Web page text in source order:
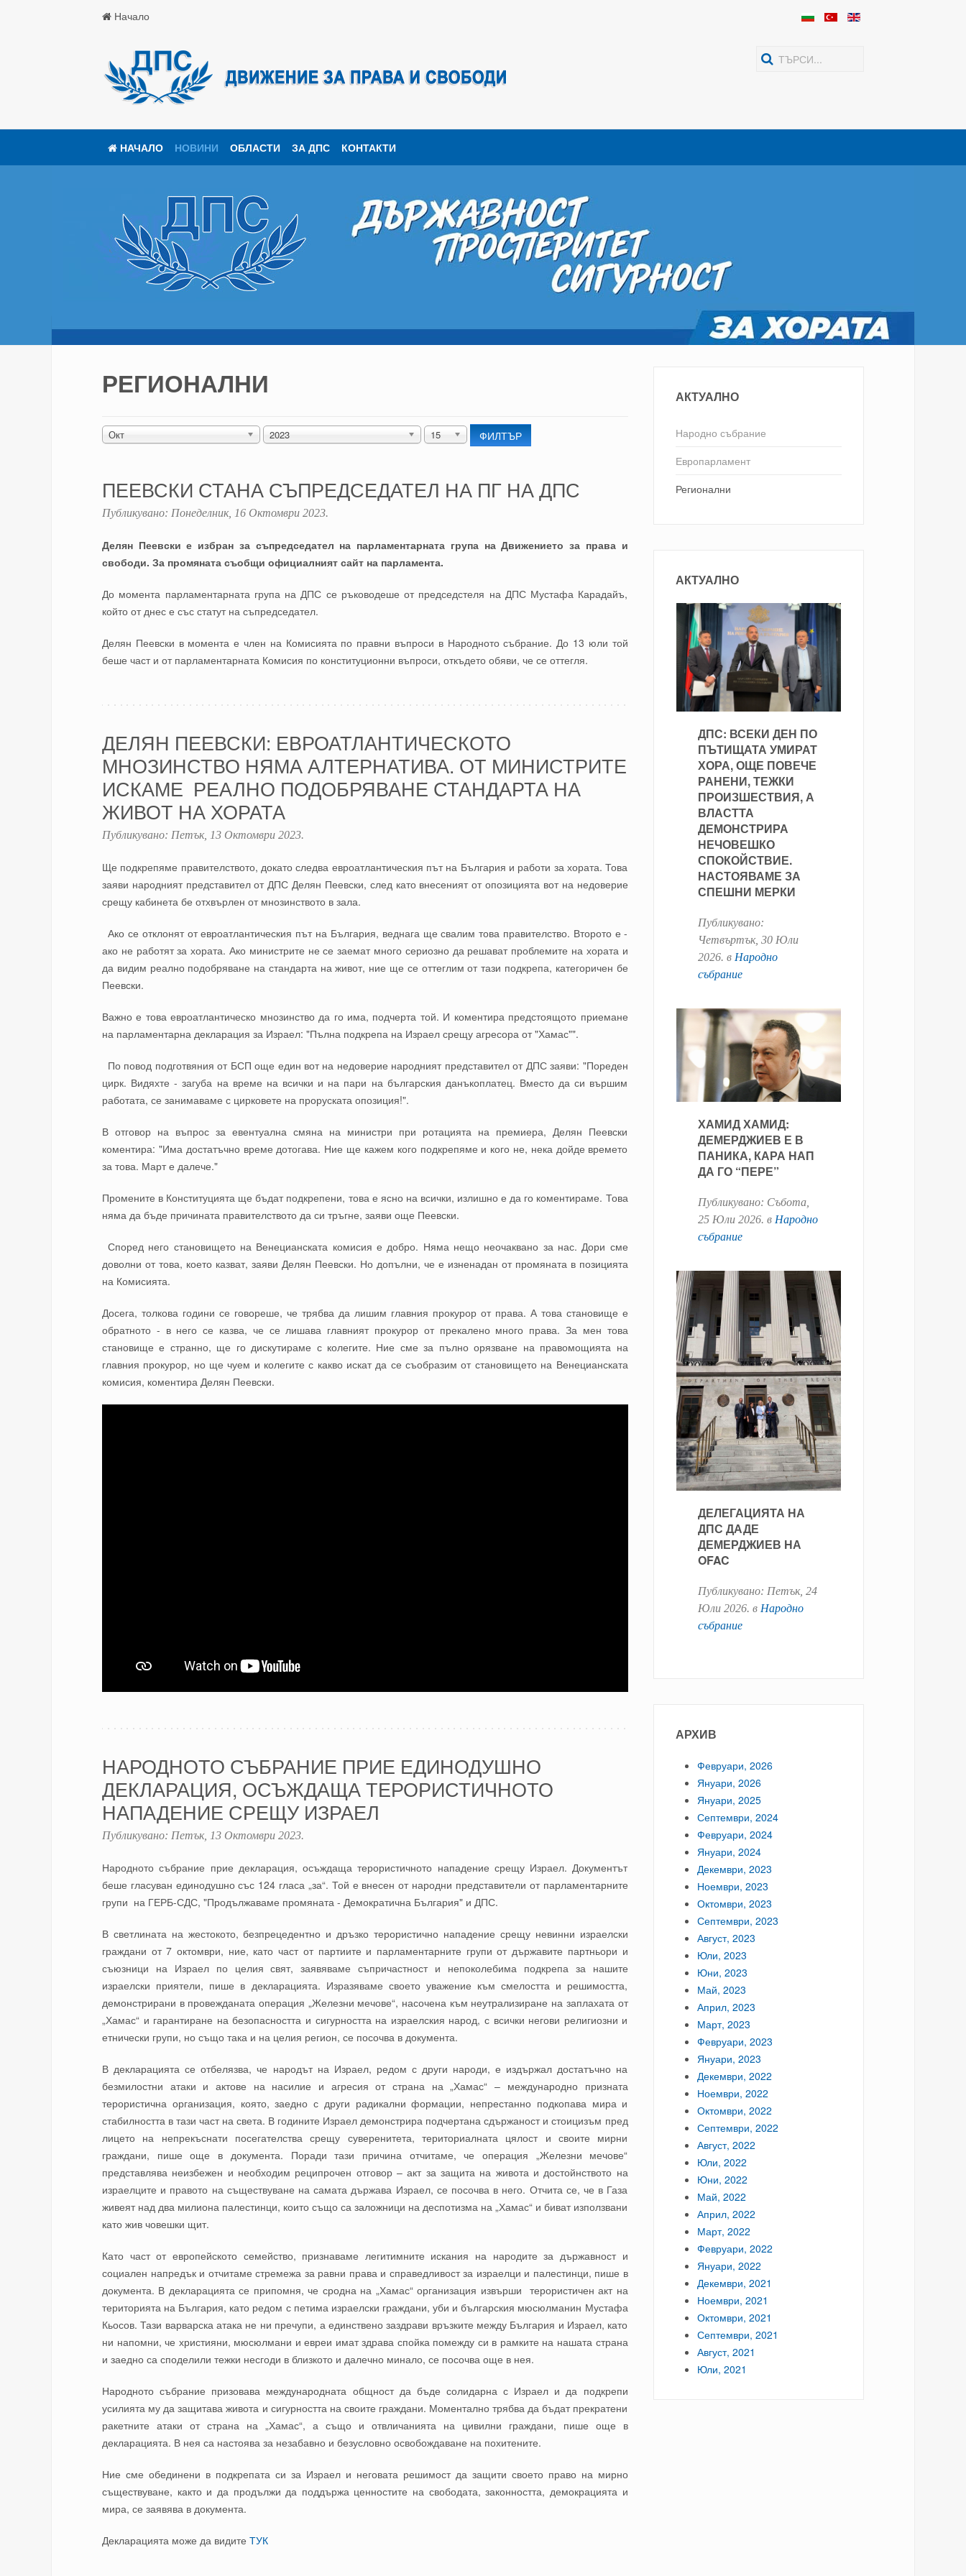
Начало
НАЧАЛО НОВИНИ ОБЛАСТИ ЗА ДПС КОНТАКТИ
РЕГИОНАЛНИ
Окт 2023 15 ФИЛТЪР
ПЕЕВСКИ СТАНА СЪПРЕДСЕДАТЕЛ НА ПГ НА ДПС
Публикувано: Понеделник, 16 Октомври 2023.
Делян Пеевски е избран за съпредседател на парламентарната група на Движението за права и
свободи. За промяната съобщи официалният сайт на парламента.
До момента парламентарната група на ДПС се ръководеше от председстеля на ДПС Мустафа Карадайъ,
който от днес е със статут на съпредседател.
Делян Пеевски в момента е член на Комисията по правни въпроси в Народното събрание. До 13 юли той
беше част и от парламентарната Комисия по конституционни въпроси, откъдето обяви, че се оттегля.
ДЕЛЯН ПЕЕВСКИ: ЕВРОАТЛАНТИЧЕСКОТО
МНОЗИНСТВО НЯМА АЛТЕРНАТИВА. ОТ МИНИСТРИТЕ
ИСКАМЕ РЕАЛНО ПОДОБРЯВАНЕ СТАНДАРТА НА
ЖИВОТ НА ХОРАТА
Публикувано: Петък, 13 Октомври 2023.
Ще подкрепяме правителството, докато следва евроатлантическия път на България и работи за хората. Това
заяви народният представител от ДПС Делян Пеевски, след като внесеният от опозицията вот на недоверие
срещу кабинета бе отхвърлен от мнозинството в зала.
Ако се отклонят от евроатлантическия път на България, веднага ще свалим това правителство. Второто е -
ако не работят за хората. Ако министрите не се заемат много сериозно да решават проблемите на хората и
да видим реално подобряване на стандарта на живот, ние ще се оттеглим от тази подкрепа, категоричен бе
Пеевски.
Важно е това евроатлантическо мнозинство да го има, подчерта той. И коментира предстоящото приемане
на парламентарна декларация за Израел: "Пълна подкрепа на Израел срещу агресора от "Хамас"".
По повод подготвяния от БСП още един вот на недоверие народният представител от ДПС заяви: "Пореден
цирк. Видяхте - загуба на време на всички и на пари на българския данъкоплатец. Вместо да си вършим
работата, се занимаваме с цирковете на проруската опозиция!".
В отговор на въпрос за евентуална смяна на министри при ротацията на премиера, Делян Пеевски
коментира: "Има достатъчно време дотогава. Ние ще кажем кого подкрепяме и кого не, нека дойде времето
за това. Март е далече."
Промените в Конституцията ще бъдат подкрепени, това е ясно на всички, излишно е да го коментираме. Това
няма да бъде причината правителството да си тръгне, заяви още Пеевски.
Според него становището на Венецианската комисия е добро. Няма нещо неочаквано за нас. Дори сме
доволни от това, което казват, заяви Делян Пеевски. Но допълни, че е изненадан от промяната в позицията
на Комисията.
Досега, толкова години се говореше, че трябва да лишим главния прокурор от права. А това становище е
обратното - в него се казва, че се лишава главният прокурор от прекалено много права. За мен това
становище е странно, ще го дискутираме с колегите. Ние сме за пълно орязване на правомощията на
главния прокурор, но ще чуем и колегите с какво искат да се съобразим от становището на Венецианската
комисия, коментира Делян Пеевски.
НАРОДНОТО СЪБРАНИЕ ПРИЕ ЕДИНОДУШНО
ДЕКЛАРАЦИЯ, ОСЪЖДАЩА ТЕРОРИСТИЧНОТО
НАПАДЕНИЕ СРЕЩУ ИЗРАЕЛ
Публикувано: Петък, 13 Октомври 2023.
Народното събрание прие декларация, осъждаща терористичното нападение срещу Израел. Документът
беше гласуван единодушно със 124 гласа „за“. Той е внесен от народни представители от парламентарните
групи на ГЕРБ-СДС, "Продължаваме промяната - Демократична България" и ДПС.
В светлината на жестокото, безпрецедентно и дръзко терористично нападение срещу невинни израелски
граждани от 7 октомври, ние, като част от партиите и парламентарните групи от държавите партньори и
съюзници на Израел по целия свят, заявяваме съпричастност и непоколебима подкрепа за нашите
израелски приятели, пише в декларацията. Изразяваме своето уважение към смелостта и решимостта,
демонстрирани в провежданата операция „Железни мечове“, насочена към неутрализиране на заплахата от
„Хамас“ и гарантиране на безопасността и сигурността на израелския народ, с всички негови религиозни и
етнически групи, но също така и на целия регион, се посочва в документа.
В декларацията се отбелязва, че народът на Израел, редом с други народи, е издържал достатъчно на
безмилостни атаки и актове на насилие и агресия от страна на „Хамас“ – международно призната
терористична организация, която, заедно с други радикални формации, непрестанно подкопава мира и
стабилността в тази част на света. В годините Израел демонстрира подчертана сдържаност и стоицизъм пред
лицето на непрекъснати посегателства срещу суверенитета, териториалната цялост и своите мирни
граждани, пише още в документа. Поради тази причина отчитаме, че операция „Железни мечове“
представлява неизбежен и необходим реципрочен отговор – акт за защита на живота и достойнството на
израелците и правото на съществуване на самата държава Израел, се посочва в него. Отчита се, че в Газа
живеят над два милиона палестинци, които също са заложници на деспотизма на „Хамас“ и биват използвани
като жив човешки щит.
Като част от европейското семейство, признаваме легитимните искания на народите за държавност и
социален напредък и отчитаме стремежа за равни права и справедливост за израелци и палестинци, пише в
документа. В декларацията се припомня, че сродна на „Хамас“ организация извърши терористичен акт на
територията на България, като редом с петима израелски граждани, уби и българския мюсюлманин Мустафа
Кьосов. Тази варварска атака не ни пречупи, а единствено заздрави връзките между България и Израел, като
ни напомни, че християни, мюсюлмани и евреи имат здрава спойка помежду си в рамките на нашата страна
и заедно са споделили тежки несгоди в близкото и далечно минало, се посочва още в нея.
Народното събрание призовава международната общност да бъде солидарна с Израел и да подкрепи
усилията му да защитава живота и сигурността на своите граждани. Моментално трябва да бъдат прекратени
ракетните атаки от страна на „Хамас“, а също и отвличанията на цивилни граждани, пише още в
декларацията. В нея са настоява за незабавно и безусловно освобождаване на похитените.
Ние сме обединени в подкрепата си за Израел и неговата решимост да защити своето право на мирно
съществуване, както и да продължи да поддържа ценностите на свободата, законността, демокрацията и
мира, се заявява в документа.
Декларацията може да видите ТУК
АКТУАЛНО
Народно събрание
Европарламент
Регионални
АКТУАЛНО
ДПС: ВСЕКИ ДЕН ПО
ПЪТИЩАТА УМИРАТ
ХОРА, ОЩЕ ПОВЕЧЕ
РАНЕНИ, ТЕЖКИ
ПРОИЗШЕСТВИЯ, А
ВЛАСТТА
ДЕМОНСТРИРА
НЕЧОВЕШКО
СПОКОЙСТВИЕ.
НАСТОЯВАМЕ ЗА
СПЕШНИ МЕРКИ
Публикувано:
Четвъртък, 30 Юли
2026. в Народно
събрание
ХАМИД ХАМИД:
ДЕМЕРДЖИЕВ Е В
ПАНИКА, КАРА НАП
ДА ГО “ПЕРЕ”
Публикувано: Събота,
25 Юли 2026. в Народно
събрание
ДЕЛЕГАЦИЯТА НА
ДПС ДАДЕ
ДЕМЕРДЖИЕВ НА
OFAC
Публикувано: Петък, 24
Юли 2026. в Народно
събрание
АРХИВ
Февруари, 2026
Януари, 2026
Януари, 2025
Септември, 2024
Февруари, 2024
Януари, 2024
Декември, 2023
Ноември, 2023
Октомври, 2023
Септември, 2023
Август, 2023
Юли, 2023
Юни, 2023
Май, 2023
Април, 2023
Март, 2023
Февруари, 2023
Януари, 2023
Декември, 2022
Ноември, 2022
Октомври, 2022
Септември, 2022
Август, 2022
Юли, 2022
Юни, 2022
Май, 2022
Април, 2022
Март, 2022
Февруари, 2022
Януари, 2022
Декември, 2021
Ноември, 2021
Октомври, 2021
Септември, 2021
Август, 2021
Юли, 2021